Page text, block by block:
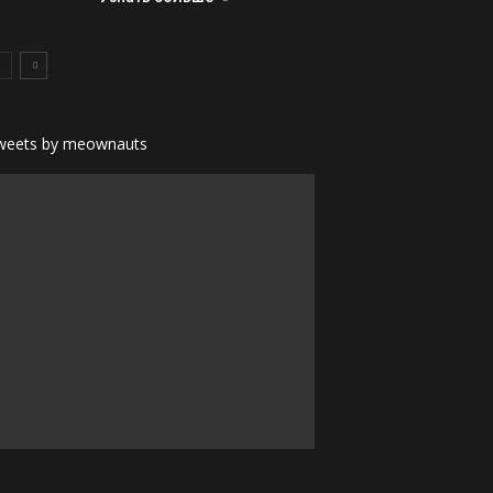
by meownauts